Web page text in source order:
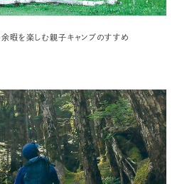
暇を楽しむ親子キャンプのすすめ